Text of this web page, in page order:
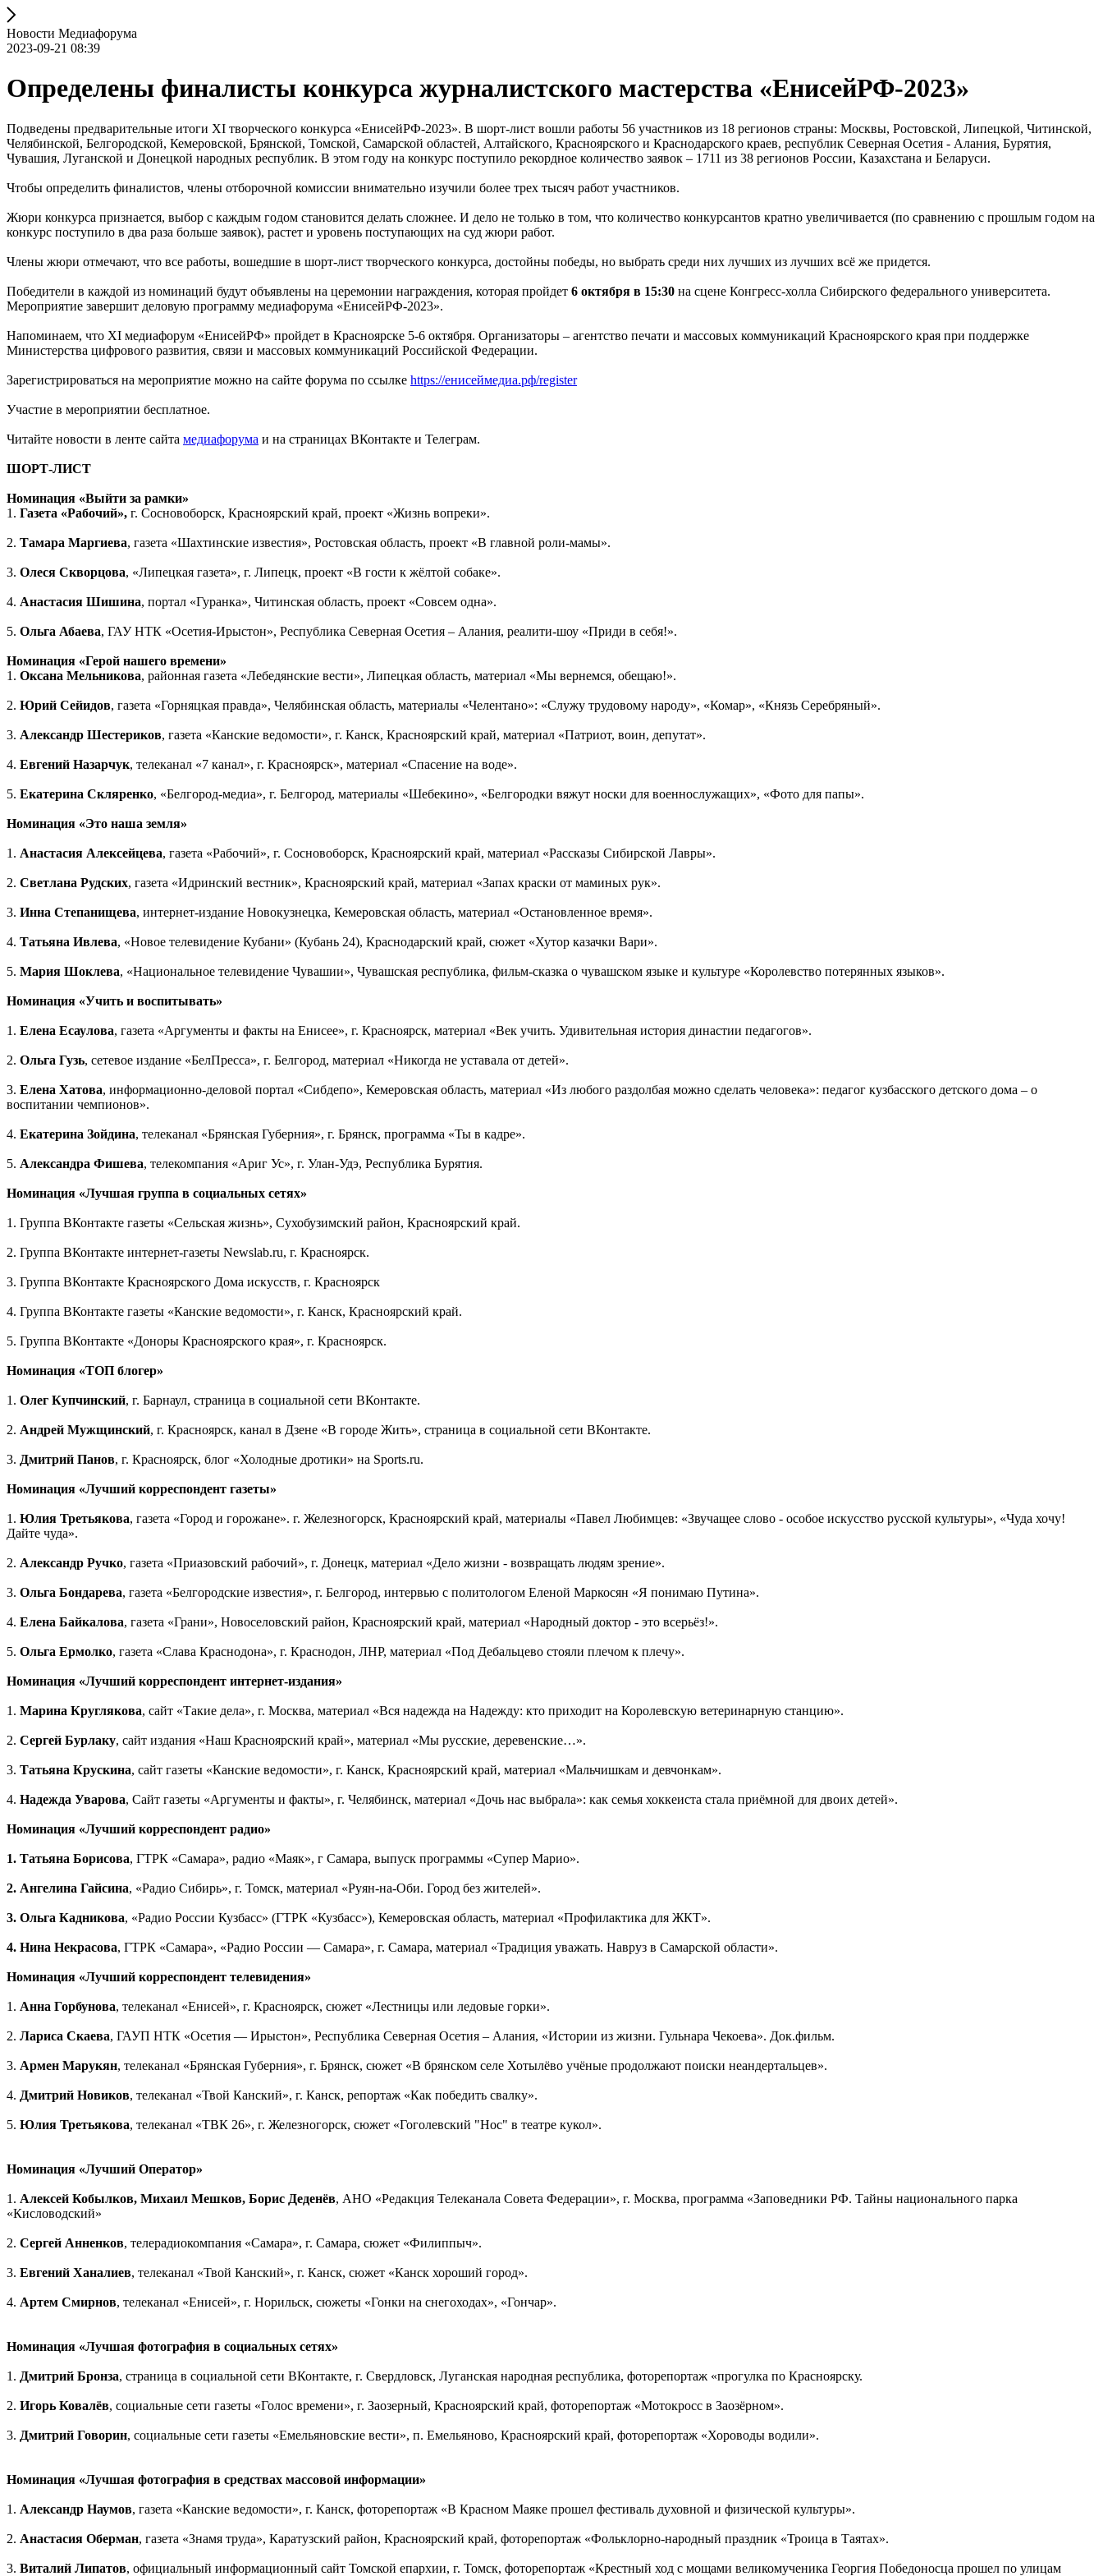
Новости Медиафорума
2023-09-21 08:39
Определены финалисты конкурса журналистского мастерства «ЕнисейРФ-2023»
Подведены предварительные итоги XI творческого конкурса «ЕнисейРФ-2023». В шорт-лист вошли работы 56 участников из 18 регионов страны: Москвы, Ростовской, Липецкой, Читинской,
Челябинской, Белгородской, Кемеровской, Брянской, Томской, Самарской областей, Алтайского, Красноярского и Краснодарского краев, республик Северная Осетия - Алания, Бурятия,
Чувашия, Луганской и Донецкой народных республик. В этом году на конкурс поступило рекордное количество заявок – 1711 из 38 регионов России, Казахстана и Беларуси.
Чтобы определить финалистов, члены отборочной комиссии внимательно изучили более трех тысяч работ участников.
Жюри конкурса признается, выбор с каждым годом становится делать сложнее. И дело не только в том, что количество конкурсантов кратно увеличивается (по сравнению с прошлым годом на
конкурс поступило в два раза больше заявок), растет и уровень поступающих на суд жюри работ.
Члены жюри отмечают, что все работы, вошедшие в шорт-лист творческого конкурса, достойны победы, но выбрать среди них лучших из лучших всё же придется.
Победители в каждой из номинаций будут объявлены на церемонии награждения, которая пройдет 6 октября в 15:30 на сцене Конгресс-холла Сибирского федерального университета.
Мероприятие завершит деловую программу медиафорума «ЕнисейРФ-2023».
Напоминаем, что XI медиафорум «ЕнисейРФ» пройдет в Красноярске 5-6 октября. Организаторы – агентство печати и массовых коммуникаций Красноярского края при поддержке
Министерства цифрового развития, связи и массовых коммуникаций Российской Федерации.
Зарегистрироваться на мероприятие можно на сайте форума по ссылке https://енисеймедиа.рф/register
Участие в мероприятии бесплатное.
Читайте новости в ленте сайта медиафорума и на страницах ВКонтакте и Телеграм.
ШОРТ-ЛИСТ
Номинация «Выйти за рамки»
1. Газета «Рабочий», г. Сосновоборск, Красноярский край, проект «Жизнь вопреки».
2. Тамара Маргиева, газета «Шахтинские известия», Ростовская область, проект «В главной роли-мамы».
3. Олеся Скворцова, «Липецкая газета», г. Липецк, проект «В гости к жёлтой собаке».
4. Анастасия Шишина, портал «Гуранка», Читинская область, проект «Совсем одна».
5. Ольга Абаева, ГАУ НТК «Осетия-Ирыстон», Республика Северная Осетия – Алания, реалити-шоу «Приди в себя!».
Номинация «Герой нашего времени»
1. Оксана Мельникова, районная газета «Лебедянские вести», Липецкая область, материал «Мы вернемся, обещаю!».
2. Юрий Сейидов, газета «Горняцкая правда», Челябинская область, материалы «Челентано»: «Служу трудовому народу», «Комар», «Князь Серебряный».
3. Александр Шестериков, газета «Канские ведомости», г. Канск, Красноярский край, материал «Патриот, воин, депутат».
4. Евгений Назарчук, телеканал «7 канал», г. Красноярск», материал «Спасение на воде».
5. Екатерина Скляренко, «Белгород-медиа», г. Белгород, материалы «Шебекино», «Белгородки вяжут носки для военнослужащих», «Фото для папы».
Номинация «Это наша земля»
1. Анастасия Алексейцева, газета «Рабочий», г. Сосновоборск, Красноярский край, материал «Рассказы Сибирской Лавры».
2. Светлана Рудских, газета «Идринский вестник», Красноярский край, материал «Запах краски от маминых рук».
3. Инна Степанищева, интернет-издание Новокузнецка, Кемеровская область, материал «Остановленное время».
4. Татьяна Ивлева, «Новое телевидение Кубани» (Кубань 24), Краснодарский край, сюжет «Хутор казачки Вари».
5. Мария Шоклева, «Национальное телевидение Чувашии», Чувашская республика, фильм-сказка о чувашском языке и культуре «Королевство потерянных языков».
Номинация «Учить и воспитывать»
1. Елена Есаулова, газета «Аргументы и факты на Енисее», г. Красноярск, материал «Век учить. Удивительная история династии педагогов».
2. Ольга Гузь, сетевое издание «БелПресса», г. Белгород, материал «Никогда не уставала от детей».
3. Елена Хатова, информационно-деловой портал «Сибдепо», Кемеровская область, материал «Из любого раздолбая можно сделать человека»: педагог кузбасского детского дома – о
воспитании чемпионов».
4. Екатерина Зойдина, телеканал «Брянская Губерния», г. Брянск, программа «Ты в кадре».
5. Александра Фишева, телекомпания «Ариг Ус», г. Улан-Удэ, Республика Бурятия.
Номинация «Лучшая группа в социальных сетях»
1. Группа ВКонтакте газеты «Сельская жизнь», Сухобузимский район, Красноярский край.
2. Группа ВКонтакте интернет-газеты Newslab.ru, г. Красноярск.
3. Группа ВКонтакте Красноярского Дома искусств, г. Красноярск
4. Группа ВКонтакте газеты «Канские ведомости», г. Канск, Красноярский край.
5. Группа ВКонтакте «Доноры Красноярского края», г. Красноярск.
Номинация «ТОП блогер»
1. Олег Купчинский, г. Барнаул, страница в социальной сети ВКонтакте.
2. Андрей Мужщинский, г. Красноярск, канал в Дзене «В городе Жить», страница в социальной сети ВКонтакте.
3. Дмитрий Панов, г. Красноярск, блог «Холодные дротики» на Sports.ru.
Номинация «Лучший корреспондент газеты»
1. Юлия Третьякова, газета «Город и горожане». г. Железногорск, Красноярский край, материалы «Павел Любимцев: «Звучащее слово - особое искусство русской культуры», «Чуда хочу!
Дайте чуда».
2. Александр Ручко, газета «Приазовский рабочий», г. Донецк, материал «Дело жизни - возвращать людям зрение».
3. Ольга Бондарева, газета «Белгородские известия», г. Белгород, интервью с политологом Еленой Маркосян «Я понимаю Путина».
4. Елена Байкалова, газета «Грани», Новоселовский район, Красноярский край, материал «Народный доктор - это всерьёз!».
5. Ольга Ермолко, газета «Слава Краснодона», г. Краснодон, ЛНР, материал «Под Дебальцево стояли плечом к плечу».
Номинация «Лучший корреспондент интернет-издания»
1. Марина Круглякова, сайт «Такие дела», г. Москва, материал «Вся надежда на Надежду: кто приходит на Королевскую ветеринарную станцию».
2. Сергей Бурлаку, сайт издания «Наш Красноярский край», материал «Мы русские, деревенские…».
3. Татьяна Крускина, сайт газеты «Канские ведомости», г. Канск, Красноярский край, материал «Мальчишкам и девчонкам».
4. Надежда Уварова, Сайт газеты «Аргументы и факты», г. Челябинск, материал «Дочь нас выбрала»: как семья хоккеиста стала приёмной для двоих детей».
Номинация «Лучший корреспондент радио»
1. Татьяна Борисова, ГТРК «Самара», радио «Маяк», г Самара, выпуск программы «Супер Марио».
2. Ангелина Гайсина, «Радио Сибирь», г. Томск, материал «Руян-на-Оби. Город без жителей».
3. Ольга Кадникова, «Радио России Кузбасс» (ГТРК «Кузбасс»), Кемеровская область, материал «Профилактика для ЖКТ».
4. Нина Некрасова, ГТРК «Самара», «Радио России — Самара», г. Самара, материал «Традиция уважать. Навруз в Самарской области».
Номинация «Лучший корреспондент телевидения»
1. Анна Горбунова, телеканал «Енисей», г. Красноярск, сюжет «Лестницы или ледовые горки».
2. Лариса Скаева, ГАУП НТК «Осетия — Ирыстон», Республика Северная Осетия – Алания, «Истории из жизни. Гульнара Чекоева». Док.фильм.
3. Армен Марукян, телеканал «Брянская Губерния», г. Брянск, сюжет «В брянском селе Хотылёво учёные продолжают поиски неандертальцев».
4. Дмитрий Новиков, телеканал «Твой Канский», г. Канск, репортаж «Как победить свалку».
5. Юлия Третьякова, телеканал «ТВК 26», г. Железногорск, сюжет «Гоголевский "Нос" в театре кукол».
Номинация «Лучший Оператор»
1. Алексей Кобылков, Михаил Мешков, Борис Деденёв, АНО «Редакция Телеканала Совета Федерации», г. Москва, программа «Заповедники РФ. Тайны национального парка
«Кисловодский»
2. Сергей Анненков, телерадиокомпания «Самара», г. Самара, сюжет «Филиппыч».
3. Евгений Ханалиев, телеканал «Твой Канский», г. Канск, сюжет «Канск хороший город».
4. Артем Смирнов, телеканал «Енисей», г. Норильск, сюжеты «Гонки на снегоходах», «Гончар».
Номинация «Лучшая фотография в социальных сетях»
1. Дмитрий Бронза, страница в социальной сети ВКонтакте, г. Свердловск, Луганская народная республика, фоторепортаж «прогулка по Красноярску.
2. Игорь Ковалёв, социальные сети газеты «Голос времени», г. Заозерный, Красноярский край, фоторепортаж «Мотокросс в Заозёрном».
3. Дмитрий Говорин, социальные сети газеты «Емельяновские вести», п. Емельяново, Красноярский край, фоторепортаж «Хороводы водили».
Номинация «Лучшая фотография в средствах массовой информации»
1. Александр Наумов, газета «Канские ведомости», г. Канск, фоторепортаж «В Красном Маяке прошел фестиваль духовной и физической культуры».
2. Анастасия Оберман, газета «Знамя труда», Каратузский район, Красноярский край, фоторепортаж «Фольклорно-народный праздник «Троица в Таятах».
3. Виталий Липатов, официальный информационный сайт Томской епархии, г. Томск, фоторепортаж «Крестный ход с мощами великомученика Георгия Победоносца прошел по улицам